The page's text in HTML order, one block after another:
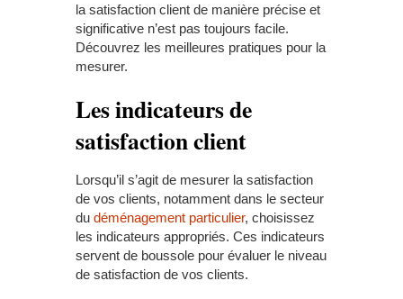
la satisfaction client de manière précise et
significative n’est pas toujours facile.
Découvrez les meilleures pratiques pour la
mesurer.
Les indicateurs de
satisfaction client
Lorsqu’il s’agit de mesurer la satisfaction
de vos clients, notamment dans le secteur
du déménagement particulier, choisissez
les indicateurs appropriés. Ces indicateurs
servent de boussole pour évaluer le niveau
de satisfaction de vos clients.